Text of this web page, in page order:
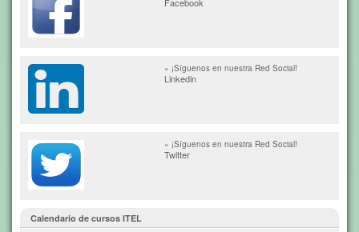
» ¡Síguenos en nuestra Red Social!
Linkedin
» ¡Síguenos en nuestra Red Social!
Twitter
Calendario de cursos ITEL